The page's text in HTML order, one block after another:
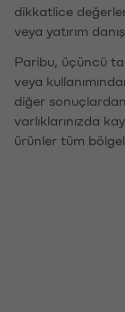
dikkatlice
veya yatırım
Paribu, üçüncü
veya
diğer
varlıklarınızda
ürünler tüm